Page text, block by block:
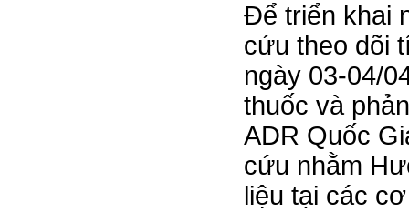
Để triển khai
cứu theo dõi
ngày 03-04/
thuốc và
ADR Quốc
cứu nhằm
liệu tại các